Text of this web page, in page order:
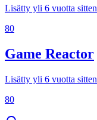
Lisätty yli 6 vuotta sitten
80
Game Reactor
Lisätty yli 6 vuotta sitten
80